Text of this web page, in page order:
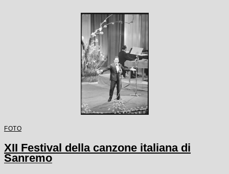
FOTO
XII Festival della canzone italiana di
Sanremo